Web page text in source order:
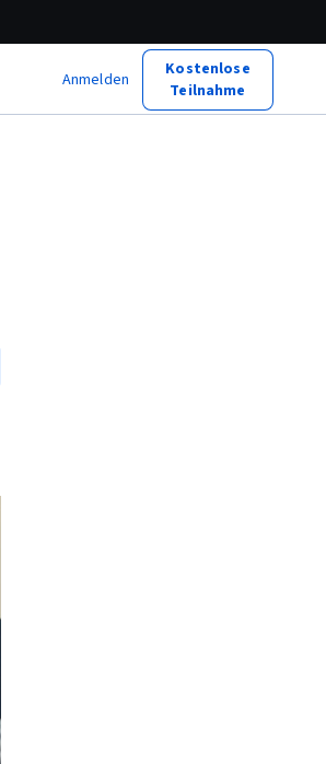
Anmelden
Kostenlose
Teilnahme